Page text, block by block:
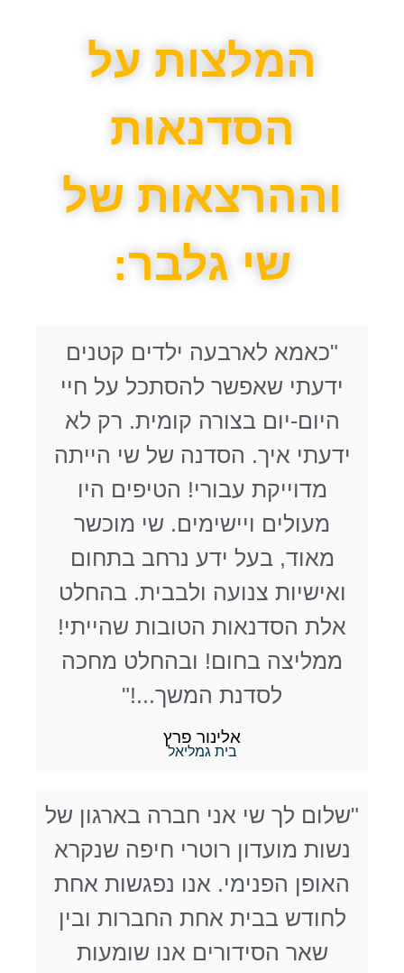
המלצות על
הסדנאות
וההרצאות של
שי גלבר:
"כאמא לארבעה ילדים קטנים
ידעתי שאפשר להסתכל על חיי
היום-יום בצורה קומית. רק לא
ידעתי איך. הסדנה של שי הייתה
מדוייקת עבורי! הטיפים היו
מעולים ויישימים. שי מוכשר
מאוד, בעל ידע נרחב בתחום
ואישיות צנועה ולבבית. בהחלט
אלת הסדנאות הטובות שהייתי!
ממליצה בחום! ובהחלט מחכה
לסדנת המשך...!"
אלינור פרץ
בית גמליאל
"שלום לך שי אני חברה בארגון של
נשות מועדון רוטרי חיפה שנקרא
האופן הפנימי. אנו נפגשות אחת
לחודש בבית אחת החברות ובין
שאר הסידורים אנו שומעות